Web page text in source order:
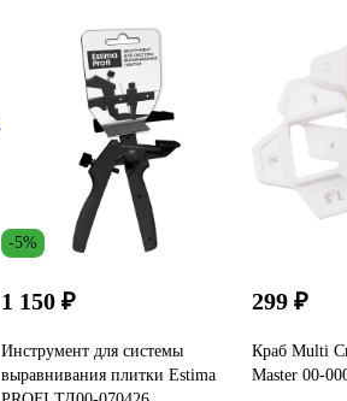
-5%
1 150 ₽
Инструмент для системы
выравнивания плитки Estima
299 ₽
Краб Multi
Master 00-